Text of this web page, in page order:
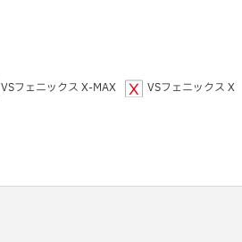
VSフェニックス X-MAX VSフェニックス X